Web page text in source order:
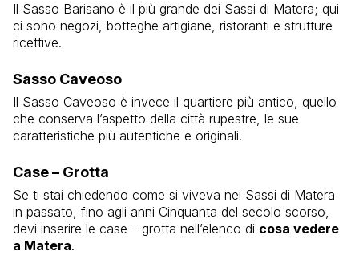
Il Sasso Barisano è il più grande dei Sassi di Matera; qui
ci sono negozi, botteghe artigiane, ristoranti e strutture
ricettive.
Sasso Caveoso
Il Sasso Caveoso è invece il quartiere più antico, quello
che conserva l’aspetto della città rupestre, le sue
caratteristiche più autentiche e originali.
Case – Grotta
Se ti stai chiedendo come si viveva nei Sassi di Matera
in passato, fino agli anni Cinquanta del secolo scorso,
devi inserire le case – grotta nell’elenco di cosa vedere
a Matera.